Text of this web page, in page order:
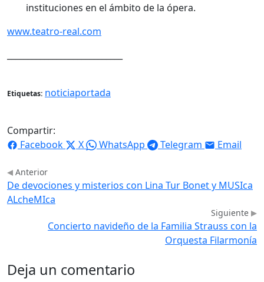
instituciones en el ámbito de la ópera.
www.teatro-real.com
Etiquetas: noticiaportada
Compartir:
Facebook
X WhatsApp Telegram Email
Anterior
De devociones y misterios con Lina Tur Bonet y MUSIca
ALcheMIca
Siguiente
Concierto navideño de la Familia Strauss con la
Orquesta Filarmonía
Deja un comentario